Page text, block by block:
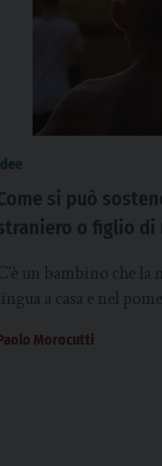
si può
o figlio di
a casa
un bambino che la
a casa e nel
Morocutti